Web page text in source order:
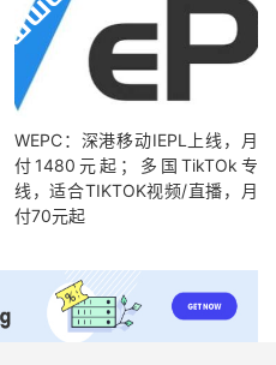
WEPC：深港移动IEPL上线，月
付1480元起；多国TikTOk专
线，适合TIKTOK视频/直播，月
付70元起